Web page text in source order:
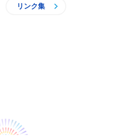
リンク集